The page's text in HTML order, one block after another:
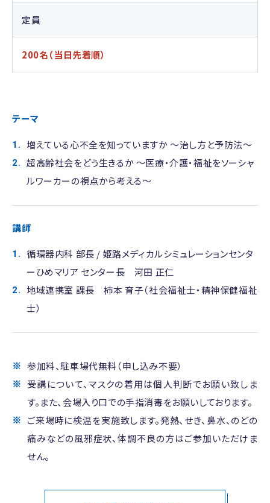
定員
200名（当日先着順）
テーマ
増えている心不全を知っていますか ～治し方と予防法～
超高齢社会をどう生きるか ～医療・介護・福祉をソーシャ
ルワーカーの視点から考える～
講師
循環器内科 部長 / 姫路メディカルシミュレーションセンタ
ーひめマリア センター長 河田 正仁
地域連携室 課長 柿本 育子（社会福祉士・精神保健福祉
士）
参加料、駐車場代無料（申し込み不要）
受講について、マスクの着用は個人判断でお願い致しま
す。また、会場入り口での手指消毒をお願いしております。
ご来場時に検温を実施致します。発熱、せき、鼻水、のどの
痛みなどの風邪症状、体調不良の方はご参加いただけま
せん。